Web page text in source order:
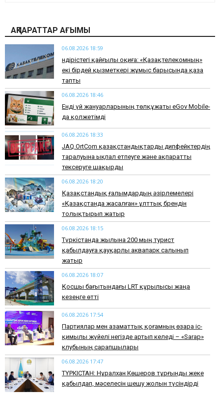
АҚПАРАТТАР АҒЫМЫ
06.08.2026 18:59
Өндірістегі қайғылы оқиға: «Қазақтелекомның»
екі бірдей қызметкері жұмыс барысында қаза
тапты
06.08.2026 18:46
Енді үй жануарларының төлқұжаты eGov Mobile-
да қолжетімді
06.08.2026 18:33
JAQ.OrtCom қазақстандықтарды дипфейктердің
таралуына ықпал етпеуге және ақпаратты
тексеруге шақырды
06.08.2026 18:20
Қазақстандық ғалымдардың әзірлемелері
«Қазақстанда жасалған» ұлттық брендін
толықтырып жатыр
06.08.2026 18:15
Түркістанда жылына 200 мың турист
қабылдауға қауқарлы аквапарк салынып
жатыр
06.08.2026 18:07
Қосшы бағытындағы LRT құрылысы жаңа
кезеңге өтті
06.08.2026 17:54
Партиялар мен азаматтық қоғамның өзара іс-
қимылы жүйелі негізде артып келеді – «Sarap»
клубының сарапшылары
06.08.2026 17:47
ТҮРКІСТАН: Нұралхан Көшеров тұрғынды жеке
қабылдап, мәселесін шешу жолын түсіндірді